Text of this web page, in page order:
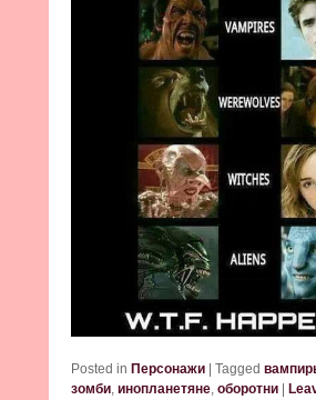
Posted in Персонажи | Tagged
зомби, инопланетяне, оборотни |